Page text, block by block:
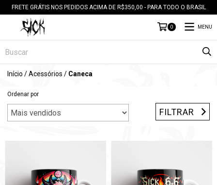
FRETE GRÁTIS NOS PEDIDOS ACIMA DE R$350,00 - PARA TODO O BRASIL
0 MENU
Início /Acessórios / Caneca
Ordenar por
FILTRAR